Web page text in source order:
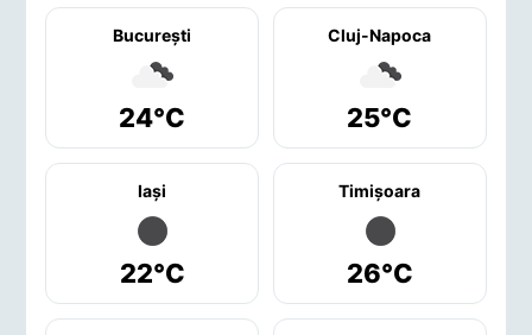
București
24°C
Cluj-Napoca
25°C
Iaşi
22°C
Timişoara
26°C